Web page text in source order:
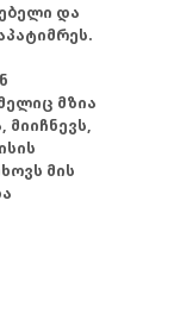
და
მზია
მის